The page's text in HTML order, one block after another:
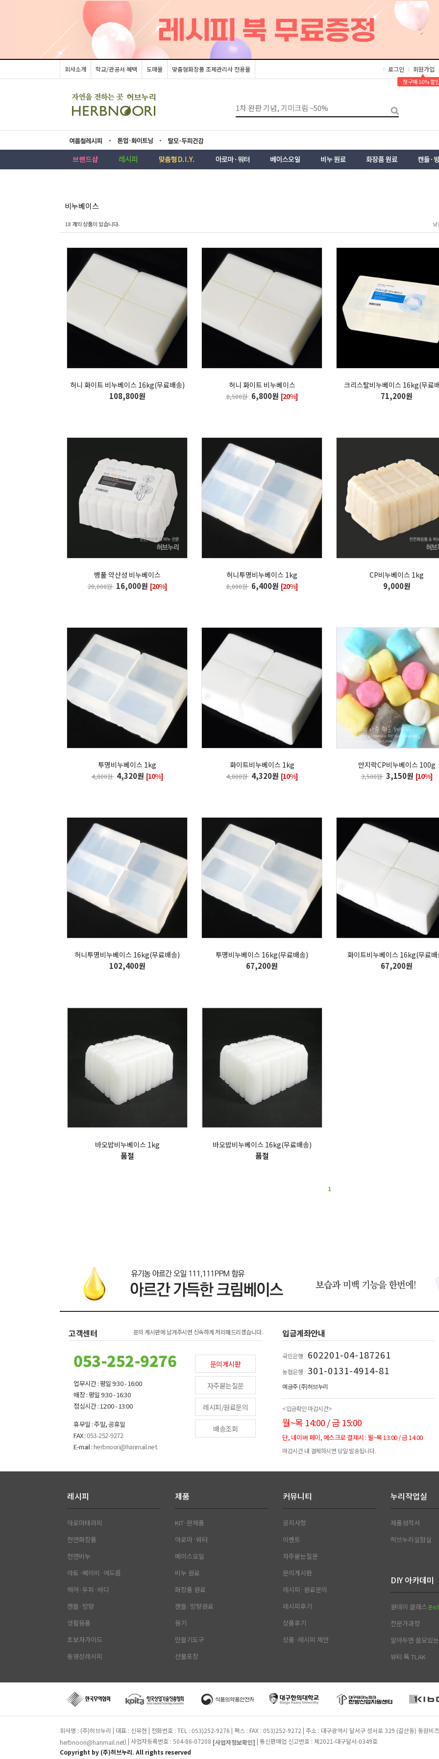
회사소개 학교/관공서 혜택 도매몰 맞춤형화장품 조제관리사 전용몰 로그인 회원가입
▲
첫구매 10% 할
름레시피 업·화이트닝 모두피건강
비누베이스
18개의 상품이 있습니다.
허니 화이트 비누베이스 16kg(무료배송)
108,800원
허니 화이트 비누베이스
8,500원 6,800원 [20%]
크리스탈비누베이스 16kg(무료
71,200원
병풀 약산성 비누베이스
20,000원 16,000원 [20%]
허니투명비누베이스 1kg
8,000원 6,400원 [20%]
CP비누베이스 1kg
9,000원
투명비누베이스 1kg
4,800원 4,320원 [10%]
화이트비누베이스 1kg
4,800원 4,320원 [10%]
만지락CP비누베이스 100g
3,500원 3,150원 [10%]
허니투명비누베이스 16kg(무료배송)
102,400원
투명비누베이스 16kg(무료배송)
67,200원
화이트비누베이스 16kg(무료
67,200원
바오밥비누베이스 1kg
품절
바오밥비누베이스 16kg(무료배송)
품절
1
고객센터 문의 게시판에 남겨주시면 신속하게 처리해드리겠습니다.
053-252-9276
업무시간 : 평일 9:30 - 16:00
매장 : 평일 9:30 - 16:30
점심시간 : 12:00 - 13:00
휴무일 : 주말, 공휴일
FAX :053-252-9272
E-mail :herbnoori@hanmail.net
문의게시판
자주묻는질문
레시피/원료문의
배송조회
입금계좌안내
국민은행 602201-04-187261
농협은행 301-0131-4914-81
예금주 (주)허브누리
<입금확인 마감시간>
월~목 14:00 / 금 15:00
단, 네이버 페이, 에스크로 결제시 : 월~목 13:00 / 금 14:00
마감시간 내 결제하시면 당일 발송됩니다.
레시피
아로마테라피
천연화장품
천연비누
아토·베이비·여드름
헤어·두피·바디
캔들·방향
생활용품
초보자가이드
동영상레시피
제품
KIT·완제품
아로마·워터
베이스오일
비누 원료
화장품 원료
캔들·방향원료
용기
만들기도구
선물포장
커뮤니티
공지사항
이벤트
자주묻는질문
문의게시판
레시피·원료문의
레시피후기
상품후기
상품·레시피 제안
누리작업실
제품성적서
허브누리실험실
DIY 아카데미
원데이 클래스 준비
전문가과정
알아두면 쓸모있
뷰티 톡 TLAK
회사명 : (주)허브누리 | 대표 : 신유현 | 전화번호 : TEL : 053)252-9276 | 팩스 : FAX : 053)252-9272 | 주소 : 대구광역시 달서구 성서로 329 (갈산동) 동원비
herbnoori@hanmail.net) | 사업자등록번호 : 504-86-07208 [사업자정보확인] | 통신판매업 신고번호 : 제2021-대구달서-0349호
Copyright by (주)허브누리. All rights reserved